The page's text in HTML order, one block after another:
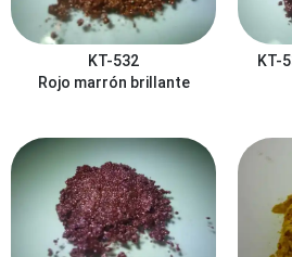
KT-532
Rojo marrón brillante
KT-